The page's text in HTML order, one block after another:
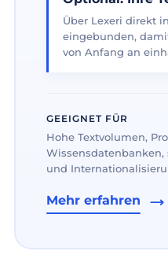
Über Lexeri direkt
eingebunden,
von Anfang an
GEEIGNET FÜR
Hohe Textvolumen,
und
Mehr erfahren